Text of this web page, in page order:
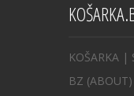
KOŠARKA |
BZ (ABOUT)